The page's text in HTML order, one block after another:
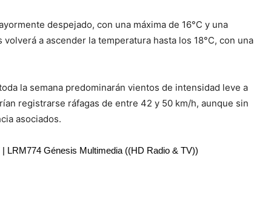
despejado, con una máxima de 16°C y una
a ascender la temperatura hasta los 18°C, con una
la semana predominarán vientos de intensidad leve a
registrarse ráfagas de entre 42 y 50 km/h, aunque sin
asociados.
LRM774 Génesis Multimedia ((HD Radio & TV))